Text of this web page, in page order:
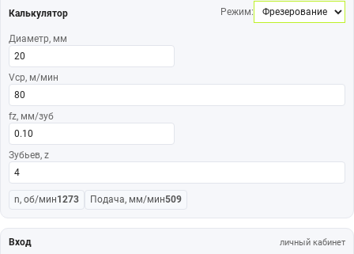
Калькулятор Режим:
Диаметр, мм
Vср, м/мин
fz, мм/зуб
Зубьев, z
n, об/мин1273 Подача, мм/мин509
Вход личный кабинет